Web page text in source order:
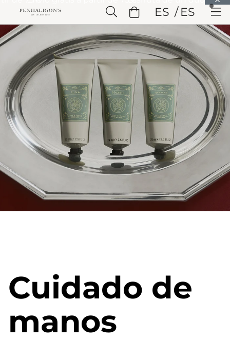
Saltar a Cabecera Saltar a Contenido principalSaltar a
Pie de página
ES ES
Cuidado de
manos